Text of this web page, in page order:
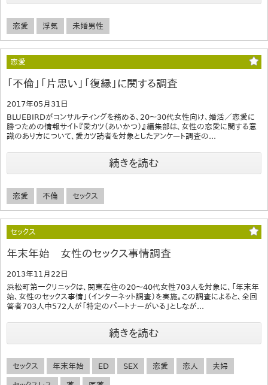
恋愛 浮気 未婚男性
恋愛
「不倫」「片思い」「復縁」に関する調査
2017年05月31日
BLUEBIRDがコンサルティングを務める、20～30代女性向け、婚活／恋愛に
勝つための情報サイト『愛カツ（あいかつ）』編集部は、女性の恋愛に関する意
識のあり方について、愛カツ読者を対象としたアンケート調査の...
続きを読む
恋愛 不倫 セックス
セックス
年末年始 女性のセックス事情調査
2013年11月22日
浜松町第一クリニックは、関東在住の20～40代女性703人を対象に、「年末年
始、女性のセックス事情」（インターネット調査）を実施。この調査によると、全回
答者703人中572人が「特定のパートナーがいる」としなが...
続きを読む
セックス 年末年始 ED SEX 恋愛 恋人 夫婦